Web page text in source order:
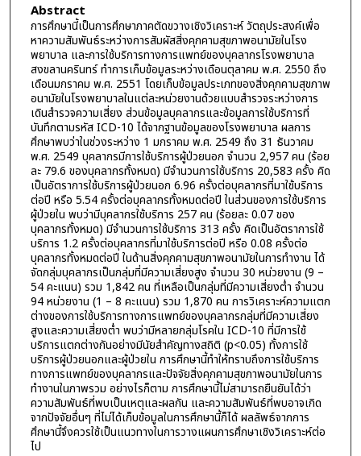
Abstract
การศึกษานี้เป็นการศึกษาภาคตัดขวางเชิงวิเคราะห์ วัตถุประสงค์เพื่อ
หาความสัมพันธ์ระหว่างการสัมผัสสิ่งคุกคามสุขภาพอนามัยในโรง
พยาบาล และการใช้บริการทางการแพทย์ของบุคลากรโรงพยาบาล
สงขลานครินทร์ ทำการเก็บข้อมูลระหว่างเดือนตุลาคม พ.ศ. 2550 ถึง
เดือนมกราคม พ.ศ. 2551 โดยเก็บข้อมูลประเภทของสิ่งคุกคามสุขภาพ
อนามัยในโรงพยาบาลในแต่ละหน่วยงานด้วยแบบสำรวจระหว่างการ
เดินสำรวจความเสี่ยง ส่วนข้อมูลบุคลากรและข้อมูลการใช้บริการที่
บันทึกตามรหัส ICD-10 ได้จากฐานข้อมูลของโรงพยาบาล ผลการ
ศึกษาพบว่าในช่วงระหว่าง 1 มกราคม พ.ศ. 2549 ถึง 31 ธันวาคม
พ.ศ. 2549 บุคลากรมีการใช้บริการผู้ป่วยนอก จำนวน 2,957 คน (ร้อย
ละ 79.6 ของบุคลากรทั้งหมด) มีจำนวนการใช้บริการ 20,583 ครั้ง คิด
เป็นอัตราการใช้บริการผู้ป่วยนอก 6.96 ครั้งต่อบุคลากรที่มาใช้บริการ
ต่อปี หรือ 5.54 ครั้งต่อบุคลากรทั้งหมดต่อปี ในส่วนของการใช้บริการ
ผู้ป่วยใน พบว่ามีบุคลากรใช้บริการ 257 คน (ร้อยละ 0.07 ของ
บุคลากรทั้งหมด) มีจำนวนการใช้บริการ 313 ครั้ง คิดเป็นอัตราการใช้
บริการ 1.2 ครั้งต่อบุคลากรที่มาใช้บริการต่อปี หรือ 0.08 ครั้งต่อ
บุคลากรทั้งหมดต่อปี ในด้านสิ่งคุกคามสุขภาพอนามัยในการทำงาน ได้
จัดกลุ่มบุคลากรเป็นกลุ่มที่มีความเสี่ยงสูง จำนวน 30 หน่วยงาน (9 –
54 คะแนน) รวม 1,842 คน ที่เหลือเป็นกลุ่มที่มีความเสี่ยงต่ำ จำนวน
94 หน่วยงาน (1 – 8 คะแนน) รวม 1,870 คน การวิเคราะห์ความแตก
ต่างของการใช้บริการทางการแพทย์ของบุคลากรกลุ่มที่มีความเสี่ยง
สูงและความเสี่ยงต่ำ พบว่ามีหลายกลุ่มโรคใน ICD-10 ที่มีการใช้
บริการแตกต่างกันอย่างมีนัยสำคัญทางสถิติ (p<0.05) ทั้งการใช้
บริการผู้ป่วยนอกและผู้ป่วยใน การศึกษานี้ทำให้ทราบถึงการใช้บริการ
ทางการแพทย์ของบุคลากรและปัจจัยสิ่งคุกคามสุขภาพอนามัยในการ
ทำงานในภาพรวม อย่างไรก็ตาม การศึกษานี้ไม่สามารถยืนยันได้ว่า
ความสัมพันธ์ที่พบเป็นเหตุและผลกัน และความสัมพันธ์ที่พบอาจเกิด
จากปัจจัยอื่นๆ ที่ไม่ได้เก็บข้อมูลในการศึกษานี้ก็ได้ ผลลัพธ์จากการ
ศึกษานี้จึงควรใช้เป็นแนวทางในการวางแผนการศึกษาเชิงวิเคราะห์ต่อ
ไป